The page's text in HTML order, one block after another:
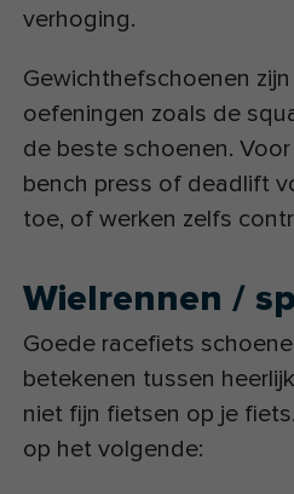
verhoging.
Gewichthefschoenen
oefeningen zoals de
de beste schoenen.
bench press of deadlift
toe, of werken zelfs
Wielrennen /
Goede racefiets
betekenen tussen
niet fijn fietsen op je
op het volgende: